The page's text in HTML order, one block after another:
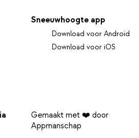
Sneeuwhoogte app
Download voor Android
Download voor iOS
Gemaakt met ❤️ door
Appmanschap